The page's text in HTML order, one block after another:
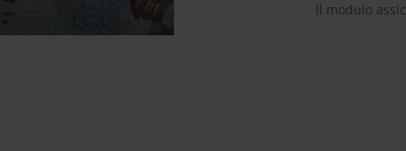
Il modulo